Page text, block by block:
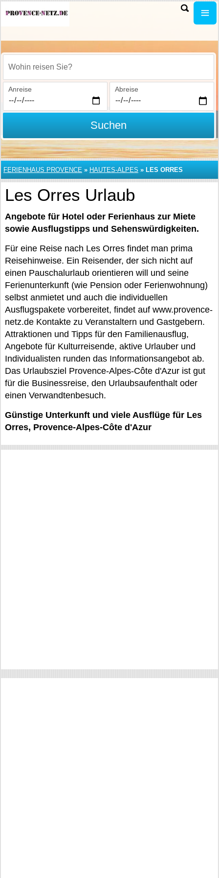
Wohin reisen Sie?
Anreise Abreise
Suchen
FERIENHAUS PROVENCE » HAUTES-ALPES » LES ORRES
Les Orres Urlaub
Angebote für Hotel oder Ferienhaus zur Miete
sowie Ausflugstipps und Sehenswürdigkeiten.
Für eine Reise nach Les Orres findet man prima
Reisehinweise. Ein Reisender, der sich nicht auf
einen Pauschalurlaub orientieren will und seine
Ferienunterkunft (wie Pension oder Ferienwohnung)
selbst anmietet und auch die individuellen
Ausflugspakete vorbereitet, findet auf www.provence-
netz.de Kontakte zu Veranstaltern und Gastgebern.
Attraktionen und Tipps für den Familienausflug,
Angebote für Kulturreisende, aktive Urlauber und
Individualisten runden das Informationsangebot ab.
Das Urlaubsziel Provence-Alpes-Côte d'Azur ist gut
für die Businessreise, den Urlaubsaufenthalt oder
einen Verwandtenbesuch.
Günstige Unterkunft und viele Ausflüge für Les
Orres, Provence-Alpes-Côte d'Azur